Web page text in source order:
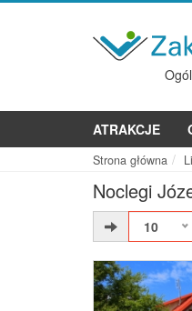
ATRAKCJE
Strona główna
Noclegi
10